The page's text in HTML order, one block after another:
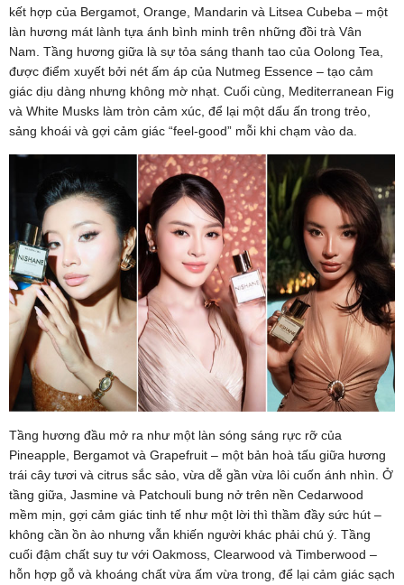
kết hợp của Bergamot, Orange, Mandarin và Litsea Cubeba – một
làn hương mát lành tựa ánh bình minh trên những đồi trà Vân
Nam. Tầng hương giữa là sự tỏa sáng thanh tao của Oolong Tea,
được điểm xuyết bởi nét ấm áp của Nutmeg Essence – tạo cảm
giác dịu dàng nhưng không mờ nhạt. Cuối cùng, Mediterranean Fig
và White Musks làm tròn cảm xúc, để lại một dấu ấn trong trẻo,
sảng khoái và gợi cảm giác “feel-good” mỗi khi chạm vào da.
Tầng hương đầu mở ra như một làn sóng sáng rực rỡ của
Pineapple, Bergamot và Grapefruit – một bản hoà tấu giữa hương
trái cây tươi và citrus sắc sảo, vừa dễ gần vừa lôi cuốn ánh nhìn. Ở
tầng giữa, Jasmine và Patchouli bung nở trên nền Cedarwood
mềm mịn, gợi cảm giác tinh tế như một lời thì thầm đầy sức hút –
không cần ồn ào nhưng vẫn khiến người khác phải chú ý. Tầng
cuối đậm chất suy tư với Oakmoss, Clearwood và Timberwood –
hỗn hợp gỗ và khoáng chất vừa ấm vừa trong, để lại cảm giác sạch